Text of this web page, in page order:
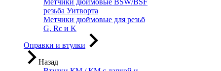
Метчики дюймовые BSW/BSF
резьба Уитворта
Метчики дюймовые для резьб
G, Rc и K
Оправки и втулки
Назад